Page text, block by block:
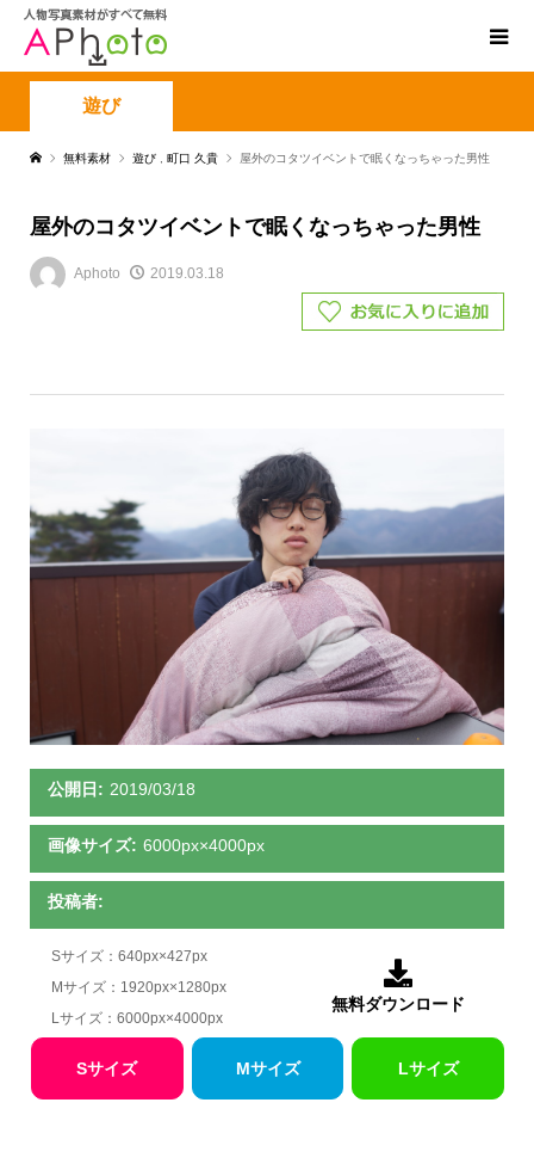
遊び
無料素材 遊び 町口 久貴 屋外のコタツイベントで眠くなっちゃった男性
屋外のコタツイベントで眠くなっちゃった男性
Aphoto 2019.03.18
公開日: 2019/03/18
画像サイズ: 6000px×4000px
投稿者:
Sサイズ：640px×427px
Mサイズ：1920px×1280px
Lサイズ：6000px×4000px

無料ダウンロード
Sサイズ Mサイズ Lサイズ